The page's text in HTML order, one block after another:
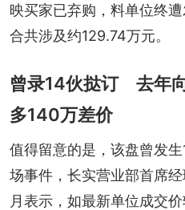
映买家已弃购，料单位终
合共涉及约129.74万元。
曾录14伙挞订 去年
多140万差价
值得留意的是，该盘曾发
场事件，长实营业部首席
月表示，如最新单位成交